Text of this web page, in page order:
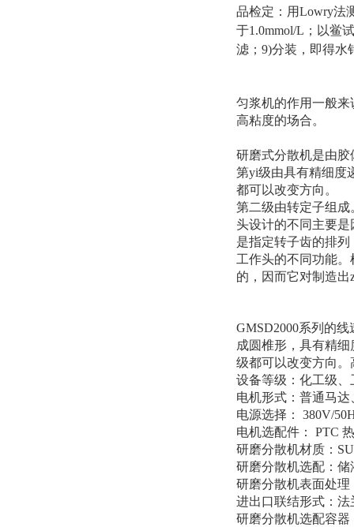
品检定：用Lowry法
于1.0mmol/L；以鲎
滤；9)分装，即得水
匀浆机的作用一般
高粘度的场合。
研磨式分散机是由
第yi级由具有精细度
都可以改变方向。
第二级由转定子组
头设计的不同主要
是指定转子齿的排
工作头的不同功能
的，因而它对制造出
GMSD2000系列的线
成圆椎形，具有精
级都可以改变方向
设备等级：化工级
电机形式：普通马
电源选择： 380V/
电机选配件： PTC
研磨分散机材质：
研磨分散机选配：
研磨分散机表面处
进出口联结形式：
研磨分散机选配容